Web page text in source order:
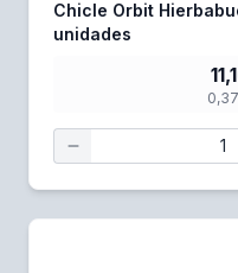
Chicle Orbit
unidades